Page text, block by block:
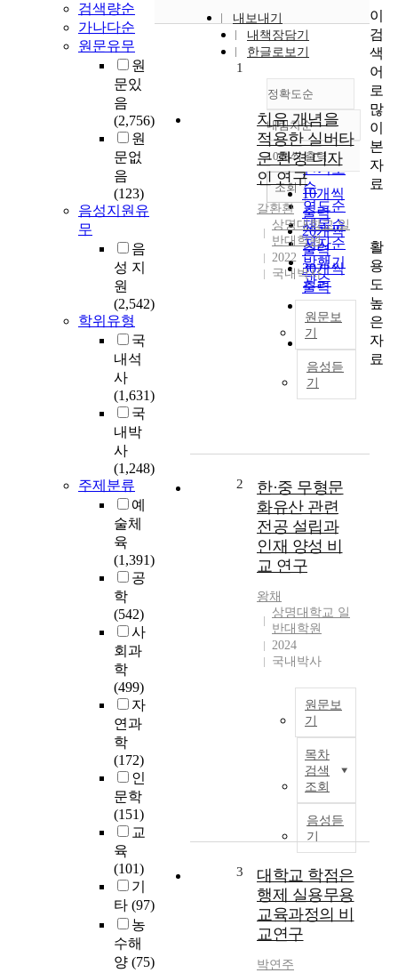
검색량순
가나다순
원문유무
원
문있
음
(2,756)
원
문없
음
(123)
음성지원유
무
음
성 지
원
(2,542)
학위유형
국
내석
사
(1,631)
국
내박
사
(1,248)
주제분류
예
술체
육
(1,391)
공
학
(542)
사
회과
학
(499)
자
연과
학
(172)
인
문학
(151)
교
육
(101)
기
타 (97)
농
수해
양 (75)
내보내기
내책장담기
한글로보기
정확도순
정확도
순
인기도
순
연도순
제목순
저자순
발행기
관순
내림차순
내림차순
10개씩 출력
10개씩
출력
20개씩
출력
30개씩
출력
출력
100개씩
출력
조회
1
치유 개념을
적용한 실버타
운 환경 디자
인 연구
갈환환
상명대학교 일
반대학원
2022
국내박사
원문보
기
음성듣
기
2
한·중 무형문
화유산 관련
전공 설립과
인재 양성 비
교 연구
왕채
상명대학교 일
반대학원
2024
국내박사
원문보
기
목차
검색
조회
음성듣
기
3
대학교 학점은
행제 실용무용
교육과정의 비
교연구
박연주
이
검
색
어
로
많
이
본
자
료
활
용
도
높
은
자
료